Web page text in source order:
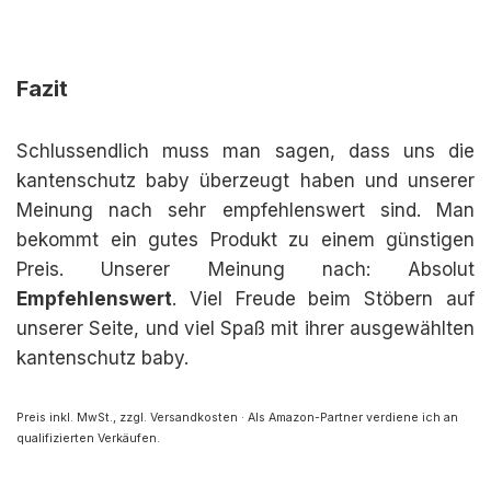
Fazit
Schlussendlich muss man sagen, dass uns die
kantenschutz baby überzeugt haben und unserer
Meinung nach sehr empfehlenswert sind. Man
bekommt ein gutes Produkt zu einem günstigen
Preis. Unserer Meinung nach: Absolut
Empfehlenswert. Viel Freude beim Stöbern auf
unserer Seite, und viel Spaß mit ihrer ausgewählten
kantenschutz baby.
Preis inkl. MwSt., zzgl. Versandkosten · Als Amazon-Partner verdiene ich an
qualifizierten Verkäufen.